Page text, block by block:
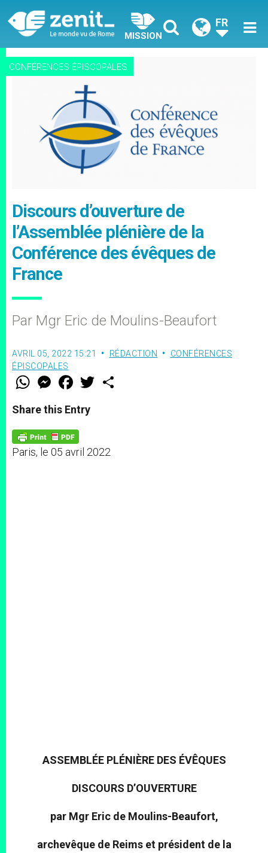
MISSION
FR
CONFÉRENCES ÉPISCOPALES
Discours d’ouverture de
l’Assemblée plénière de la
Conférence des évêques de
France
Par Mgr Eric de Moulins-Beaufort
AVRIL 05, 2022 15:21 RÉDACTION
CONFÉRENCES
ÉPISCOPALES
W
t
s
p
p
M
e
s
e
g
e
r
F
a
e
b
o
k
w
Share this Entry
Paris, le 05 avril 2022
ASSEMBLÉE PLÉNIÈRE DES ÉVÊQUES
DISCOURS D’OUVERTURE
par Mgr Eric de Moulins-Beaufort,
archevêque de Reims et président de la